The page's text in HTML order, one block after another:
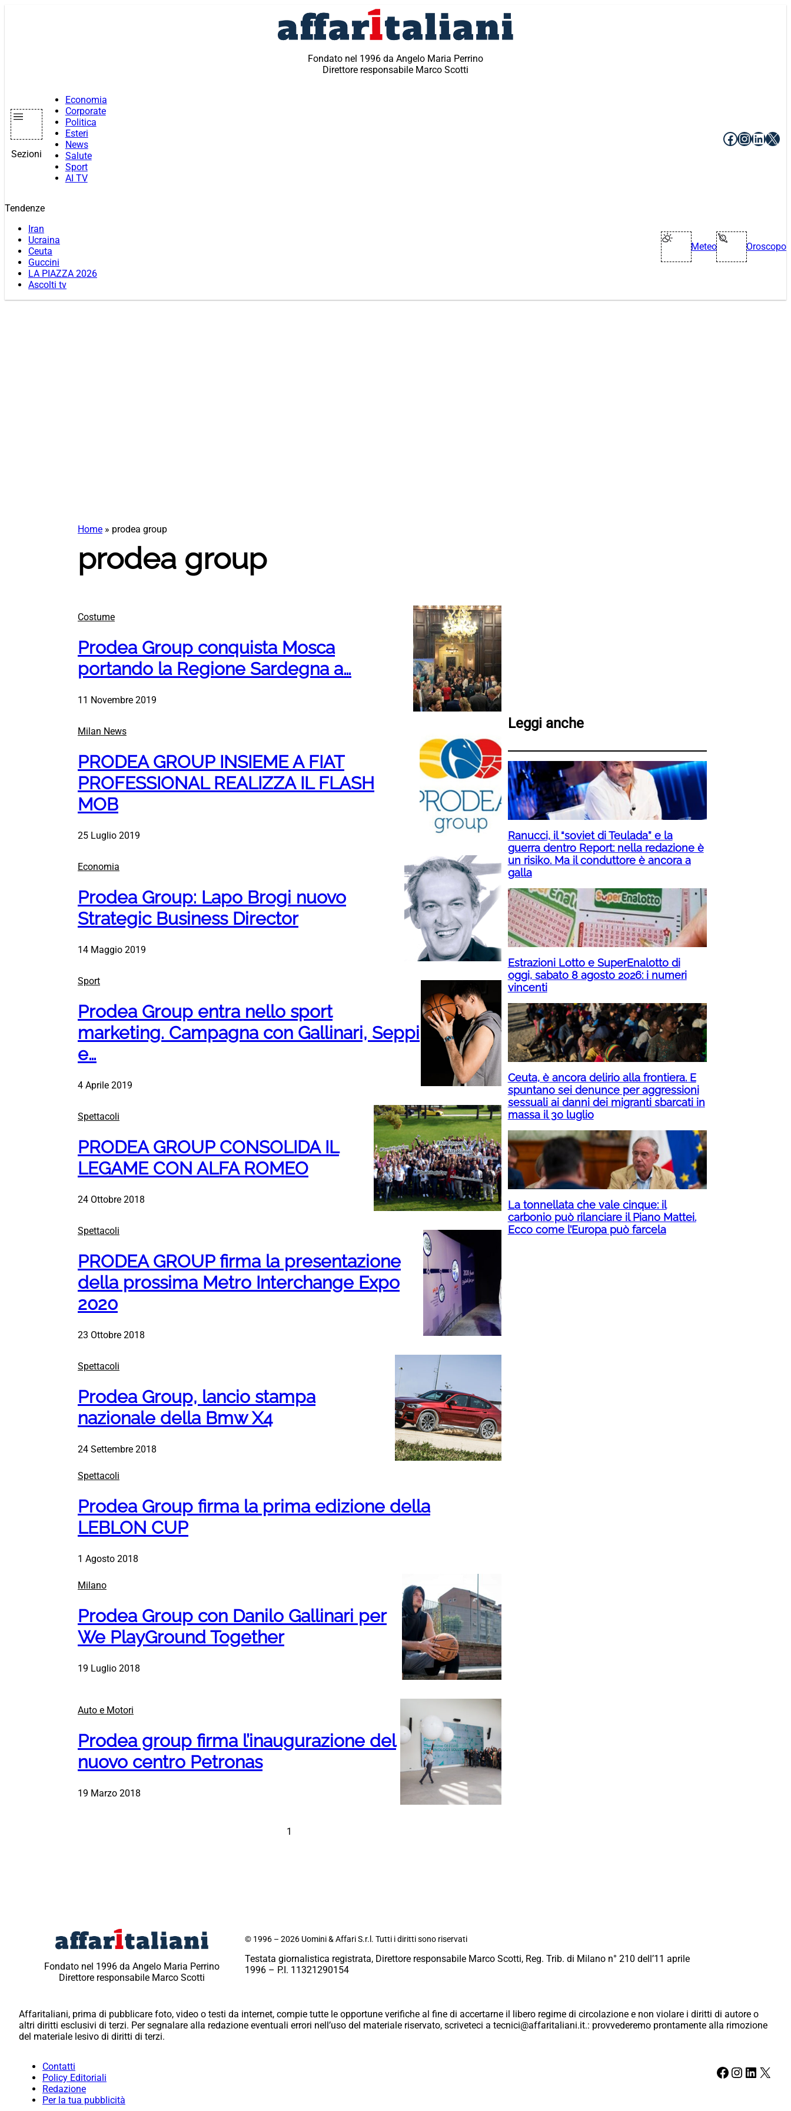
Fondato nel 1996 da Angelo Maria Perrino
Direttore responsabile Marco Scotti
Sezioni
Economia
Corporate
Politica
Esteri
News
Salute
Sport
AI TV
Facebook
X
Tendenze
Iran
Ucraina
Ceuta
Guccini
LA PIAZZA 2026
Ascolti tv
Meteo Oroscopo
Home » prodea group
prodea group
Costume
Prodea Group conquista Mosca
portando la Regione Sardegna a…
11 Novembre 2019
Milan News
PRODEA GROUP INSIEME A FIAT
PROFESSIONAL REALIZZA IL FLASH
MOB
25 Luglio 2019
Economia
Prodea Group: Lapo Brogi nuovo
Strategic Business Director
14 Maggio 2019
Sport
Prodea Group entra nello sport
marketing. Campagna con Gallinari, Seppi
e…
4 Aprile 2019
Spettacoli
PRODEA GROUP CONSOLIDA IL
LEGAME CON ALFA ROMEO
24 Ottobre 2018
Spettacoli
PRODEA GROUP firma la presentazione
della prossima Metro Interchange Expo
2020
23 Ottobre 2018
Spettacoli
Prodea Group, lancio stampa
nazionale della Bmw X4
24 Settembre 2018
Spettacoli
Prodea Group firma la prima edizione della
LEBLON CUP
1 Agosto 2018
Milano
Prodea Group con Danilo Gallinari per
We PlayGround Together
19 Luglio 2018
Auto e Motori
Prodea group firma l’inaugurazione del
nuovo centro Petronas
19 Marzo 2018
1
Leggi anche
Ranucci, il “soviet di Teulada” e la
guerra dentro Report: nella redazione è
un risiko. Ma il conduttore è ancora a
galla
Estrazioni Lotto e SuperEnalotto di
oggi, sabato 8 agosto 2026: i numeri
vincenti
Ceuta, è ancora delirio alla frontiera. E
spuntano sei denunce per aggressioni
sessuali ai danni dei migranti sbarcati in
massa il 30 luglio
La tonnellata che vale cinque: il
carbonio può rilanciare il Piano Mattei.
Ecco come l’Europa può farcela
Fondato nel 1996 da Angelo Maria Perrino
Direttore responsabile Marco Scotti
© 1996 – 2026 Uomini & Affari S.r.l. Tutti i diritti sono riservati
Testata giornalistica registrata, Direttore responsabile Marco Scotti, Reg. Trib. di Milano n° 210 dell’11 aprile
1996 – P.I. 11321290154
Affaritaliani, prima di pubblicare foto, video o testi da internet, compie tutte le opportune verifiche al fine di accertarne il libero regime di circolazione e non violare i diritti di autore o
altri diritti esclusivi di terzi. Per segnalare alla redazione eventuali errori nell’uso del materiale riservato, scriveteci a tecnici@affaritaliani.it.: provvederemo prontamente alla rimozione
del materiale lesivo di diritti di terzi.
Contatti
Policy Editoriali
Redazione
Per la tua pubblicità
Facebook Instagram LinkedIn X